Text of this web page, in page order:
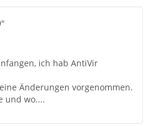
ich hab AntiVir
Änderungen vorgenommen.
und wo....